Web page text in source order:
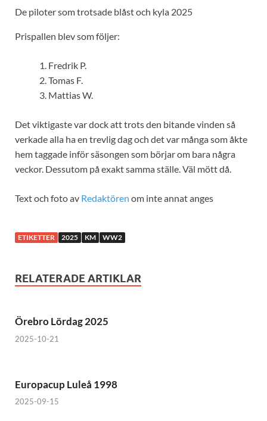
De piloter som trotsade blåst och kyla 2025
Prispallen blev som följer:
Fredrik P.
Tomas F.
Mattias W.
Det viktigaste var dock att trots den bitande vinden så
verkade alla ha en trevlig dag och det var många som åkte
hem taggade inför säsongen som börjar om bara några
veckor. Dessutom på exakt samma ställe. Väl mött då.
Text och foto av Redaktören om inte annat anges
ETIKETTER 2025 KM WW2
RELATERADE ARTIKLAR
Örebro Lördag 2025
2025-10-21
Europacup Luleå 1998
2025-09-15